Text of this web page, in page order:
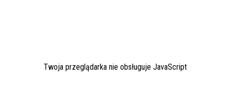
Twoja przeglądarka nie obsługuje JavaScript